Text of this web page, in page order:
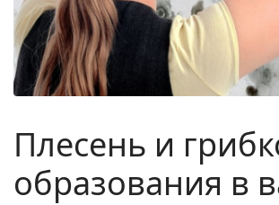
Плесень и
образования в